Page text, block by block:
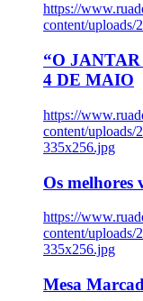
https://
content/uploads/
“O
4 DE MAIO
https://
content/uploads/
335x256.jpg
Os melhores
https://
content/uploads/
335x256.jpg
Mesa